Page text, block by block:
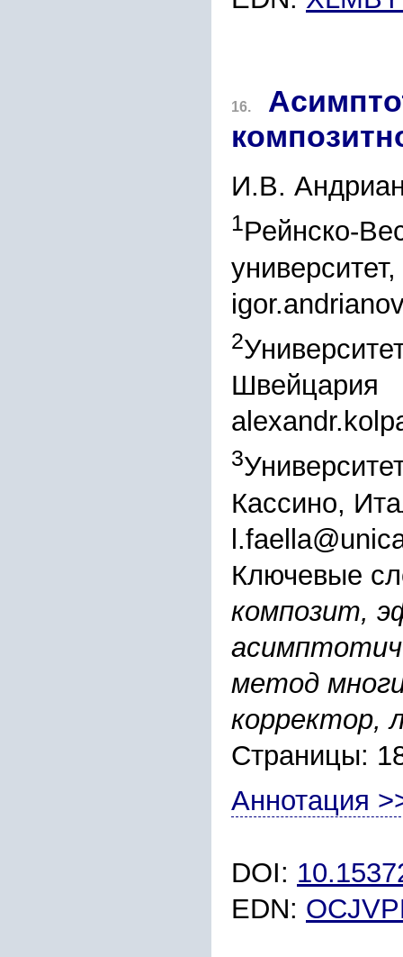
16.
И.В.
1Рейнско-
2
Швейцария
3
Кассино,
Ключевые
композит,
метод
корректор,
Страницы:
Аннотация
DOI:
EDN: